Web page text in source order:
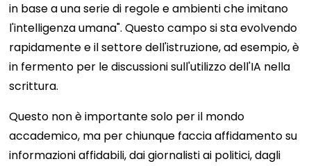
in base a una serie di regole e ambienti che imitano
l'intelligenza umana". Questo campo si sta evolvendo
rapidamente e il settore dell'istruzione, ad esempio, è
in fermento per le discussioni sull'utilizzo dell'IA nella
scrittura.
Questo non è importante solo per il mondo
accademico, ma per chiunque faccia affidamento su
informazioni affidabili, dai giornalisti ai politici, dagli